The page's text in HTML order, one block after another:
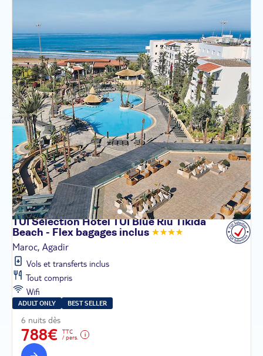
TUI Sélection Hôtel TUI Blue Riu Tikida
Beach - Flex bagages inclus
Maroc, Agadir
Vols et transferts inclus
Tout compris
Wifi
ADULT ONLY BEST SELLER
6 nuits dès
788€
TTC
/ pers.